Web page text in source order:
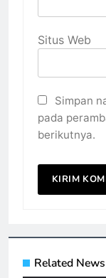
Situs Web
Simpan
pada
berikutnya.
Related News